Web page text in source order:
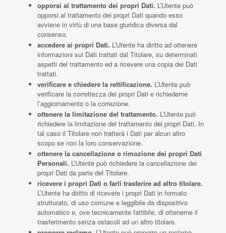
opporsi al trattamento dei propri Dati. L’Utente può
opporsi al trattamento dei propri Dati quando esso
avviene in virtù di una base giuridica diversa dal
consenso.
accedere ai propri Dati. L’Utente ha diritto ad ottenere
informazioni sui Dati trattati dal Titolare, su determinati
aspetti del trattamento ed a ricevere una copia dei Dati
trattati.
verificare e chiedere la rettificazione. L’Utente può
verificare la correttezza dei propri Dati e richiederne
l’aggiornamento o la correzione.
ottenere la limitazione del trattamento. L’Utente può
richiedere la limitazione del trattamento dei propri Dati. In
tal caso il Titolare non tratterà i Dati per alcun altro
scopo se non la loro conservazione.
ottenere la cancellazione o rimozione dei propri Dati
Personali. L’Utente può richiedere la cancellazione dei
propri Dati da parte del Titolare.
ricevere i propri Dati o farli trasferire ad altro titolare.
L’Utente ha diritto di ricevere i propri Dati in formato
strutturato, di uso comune e leggibile da dispositivo
automatico e, ove tecnicamente fattibile, di ottenerne il
trasferimento senza ostacoli ad un altro titolare.